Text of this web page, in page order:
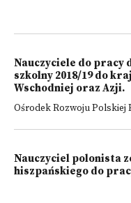
Nauczyciele do pracy
szkolny 2018/19 do
Wschodniej oraz Azji.
Ośrodek Rozwoju Polskiej
Nauczyciel polonista
hiszpańskiego do